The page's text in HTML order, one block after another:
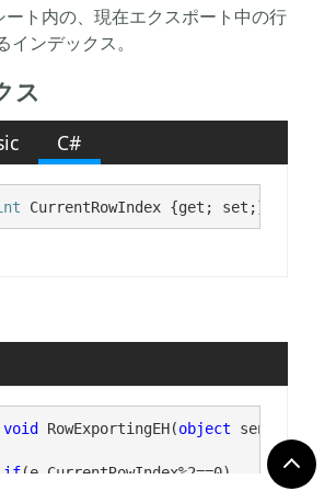
ト内の、現在エクスポート中の行
ンデックス。
ス
C#
CurrentRowIndex {get; set;}
void RowExportingEH(object sender,
if(e.CurrentRowIndex%2==0)